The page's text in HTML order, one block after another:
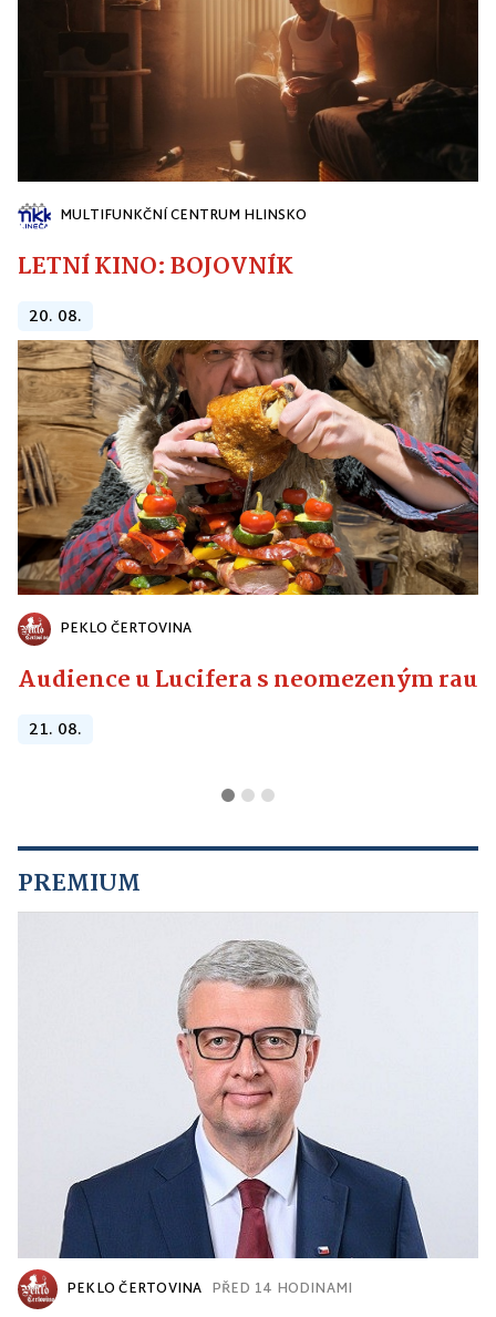
MULTIFUNKČNÍ CENTRUM HLINSKO
LETNÍ KINO: BOJOVNÍK
20. 08.
PEKLO ČERTOVINA
Audience u Lucifera s neomezeným
21. 08.
PREMIUM
PEKLO ČERTOVINA PŘED 14 HODINAMI